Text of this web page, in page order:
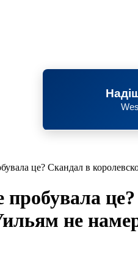
це? Скандал в
пробувала
не